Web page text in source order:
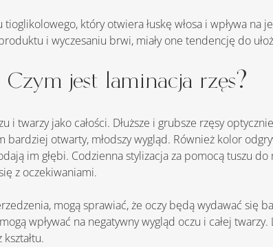
i wyczesaniu brwi, miały one tendencję do
Czym jest laminacja rzęs?
bardziej otwarty, młodszy wygląd. Również kolor
im głębi. Codzienna stylizacja za pomocą tuszu
z oczekiwaniami.
wpływać na negatywny wygląd oczu i całej